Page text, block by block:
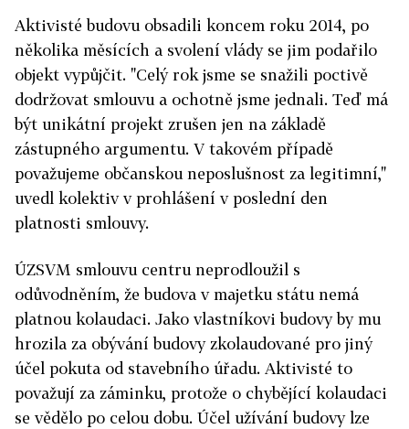
Aktivisté budovu obsadili koncem roku 2014, po
několika měsících a svolení vlády se jim podařilo
objekt vypůjčit. "Celý rok jsme se snažili poctivě
dodržovat smlouvu a ochotně jsme jednali. Teď má
být unikátní projekt zrušen jen na základě
zástupného argumentu. V takovém případě
považujeme občanskou neposlušnost za legitimní,"
uvedl kolektiv v prohlášení v poslední den
platnosti smlouvy.
ÚZSVM smlouvu centru neprodloužil s
odůvodněním, že budova v majetku státu nemá
platnou kolaudaci. Jako vlastníkovi budovy by mu
hrozila za obývání budovy zkolaudované pro jiný
účel pokuta od stavebního úřadu. Aktivisté to
považují za záminku, protože o chybějící kolaudaci
se vědělo po celou dobu. Účel užívání budovy lze